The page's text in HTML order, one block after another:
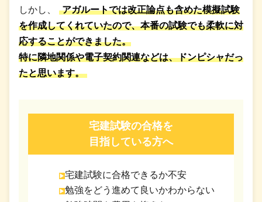
しかし、
アガルートでは改正論点も含めた模擬試験
を作成してくれていたので、本番の試験でも柔軟に対
応することができました。
特に隣地関係や電子契約関連などは、ドンピシャだっ
たと思います。
宅建試験の合格を
目指している方へ
宅建試験に合格できるか不安
勉強をどう進めて良いかわからない